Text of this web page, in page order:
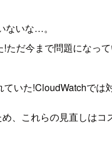
ないな…。
ただ今まで問題になっ
いた!CloudWatchでは
、これらの見直しはコ